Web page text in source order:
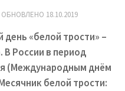
ОБНОВЛЕНО 18.10.2019
«белой трости» –
В России в период
(Международным днём
белой трости: